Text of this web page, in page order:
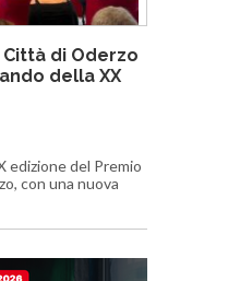
di Oderzo
della XX
edizione del Premio
con una nuova